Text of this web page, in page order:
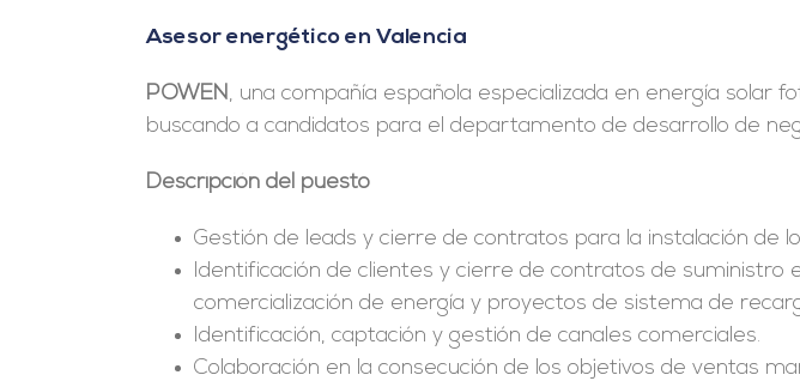
Asesor energético en Valencia
POWEN, una compañía española especializada en energía solar
buscando a candidatos para el departamento de desarrollo de
Descripción del puesto
Gestión de leads y cierre de contratos para la instalación de
Identificación de clientes y cierre de contratos de suministro
comercialización de energía y proyectos de sistema de
Identificación, captación y gestión de canales comerciales.
Colaboración en la consecución de los objetivos de ventas